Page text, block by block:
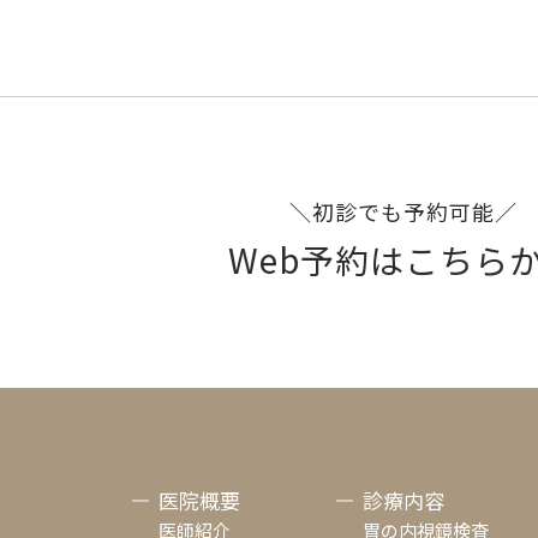
＼初診でも予約可能／
Web予約はこちら
医院概要
医師紹介
診療内容
胃の内視鏡検査